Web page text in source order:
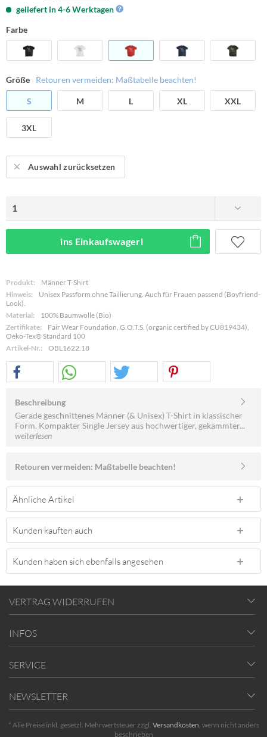
geliefert in 4-6 Werktagen
Farbe
Größe Retouren vermeiden: Maßtabelle beachten!
S M L XL XXL
3XL
Auswahl zurücksetzen
ins Einkaufswagerl
Produkt:
Männer T-Shirt
Hinweis:
Unisex Passform ohne Taillierung. Auch für Frauen passend (Boyfriend-
Look).
Material:
100% Baumwolle (Bio)
Zertifikate:
Fair Wear Foundation, G.O.T.S. (organic certified by CU819434),
Oeko-Tex® Standard 100
Artikel-Nr.:
OBL1622.18
Beschreibung
Gerade geschnittenes Männer (& Unisex) T-Shirt in klassischer
Form. Kompakter Single Jersey aus hochwertiger, gekämmter...
weiterlesen
Retouren vermeiden: Maßtabelle beachten!
Ähnliche Artikel
Kunden kauften auch
Kunden haben sich ebenfalls angesehen
VERTRAG WIDERRUFEN
INFOS
SERVICE
NEWSLETTER
* Alle Preise inkl. gesetzl. Mehrwertsteuer zzgl. Versandkosten, wenn nicht anders
beschrieben